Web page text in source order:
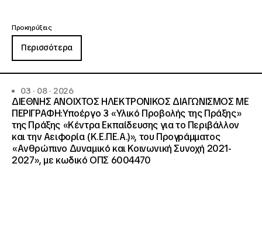
Προκηρύξεις
Περισσότερα
03 · 08 · 2026
ΔΙΕΘΝΗΣ ΑΝΟΙΧΤΟΣ ΗΛΕΚΤΡΟΝΙΚΟΣ ΔΙΑΓΩΝΙΣΜΟΣ ΜΕ
ΠΕΡΙΓΡΑΦΗ:Υποέργο 3 «Υλικό Προβολής της Πράξης»
της Πράξης «Κέντρα Εκπαίδευσης για το Περιβάλλον
και την Αειφορία (Κ.Ε.ΠΕ.Α.)», του Προγράμματος
«Ανθρώπινο Δυναμικό και Κοινωνική Συνοχή 2021-
2027», με κωδικό ΟΠΣ 6004470